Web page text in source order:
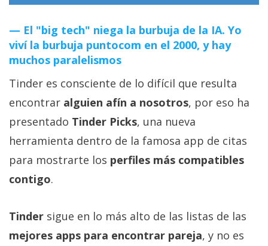
Ciberseguridad
Sistemas
operativos
Profesional
+
temas
Sorteos
El "big tech" niega la burbuja de la IA. Yo
viví la burbuja puntocom en el 2000, y hay
muchos paralelismos
Tinder es consciente de lo difícil que resulta
encontrar alguien afín a nosotros, por eso ha
presentado Tinder Picks, una nueva
herramienta dentro de la famosa app de citas
para mostrarte los perfiles más compatibles
contigo.
Tinder sigue en lo más alto de las listas de las
mejores apps para encontrar pareja, y no es